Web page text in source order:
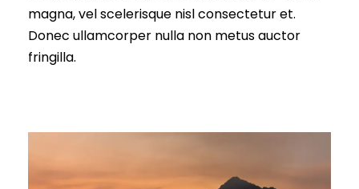
magna, vel scelerisque nisl consectetur et.
Donec ullamcorper nulla non metus auctor
fringilla.